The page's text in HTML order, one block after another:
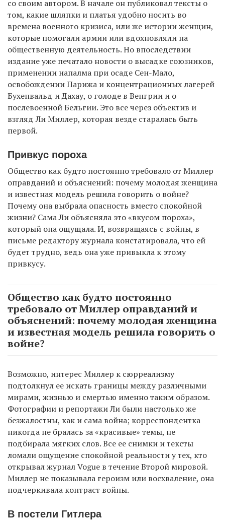
со своим автором. В начале он публиковал тексты о
том, какие шляпки и платья удобно носить во
времена военного кризиса, или же истории женщин,
которые помогали армии или вдохновляли на
общественную деятельность. Но впоследствии
издание уже печатало новости о высадке союзников,
применении напалма при осаде Сен-Мало,
освобождении Парижа и концентрационных лагерей
Бухенвальд и Дахау, о голоде в Венгрии и о
послевоенной Бельгии. Это все через объектив и
взгляд Ли Миллер, которая везде старалась быть
первой.
Привкус пороха
Общество как будто постоянно требовало от Миллер
оправданий и объяснений: почему молодая женщина
и известная модель решила говорить о войне?
Почему она выбрала опасность вместо спокойной
жизни? Сама Ли объясняла это «вкусом пороха»,
который она ощущала. И, возвращаясь с войны, в
письме редактору журнала констатировала, что ей
будет трудно, ведь она уже привыкла к этому
привкусу.
Общество как будто постоянно
требовало от Миллер оправданий и
объяснений: почему молодая женщина
и известная модель решила говорить о
войне?
Возможно, интерес Миллер к сюрреализму
подтолкнул ее искать границы между различными
мирами, жизнью и смертью именно таким образом.
Фотографии и репортажи Ли были настолько же
безжалостны, как и сама война; корреспондентка
никогда не бралась за «красивые» темы, не
подбирала мягких слов. Все ее снимки и тексты
ломали ощущение спокойной реальности у тех, кто
открывал журнал Vogue в течение Второй мировой.
Миллер не показывала героизм или восхваление, она
подчеркивала контраст войны.
В постели Гитлера